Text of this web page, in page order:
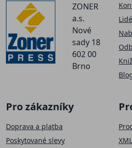
ZONER
a.s.
Nové
sady 18
602 00
Brno
Pro zákazníky
Doprava a platba
Poskytované slevy